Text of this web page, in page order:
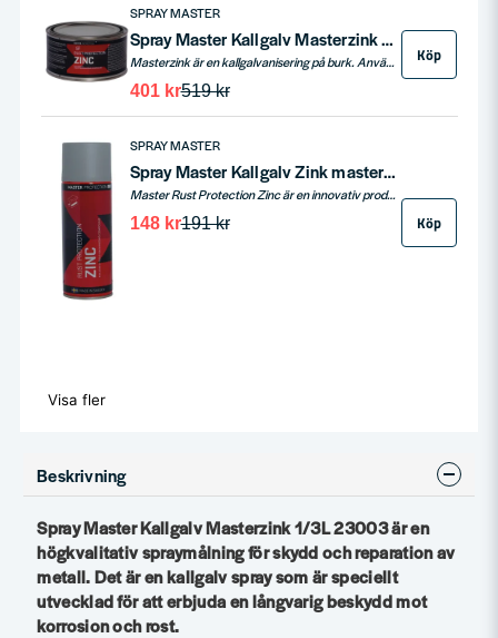
SPRAY MASTER
Spray Master Kallgalv Masterzink 1/3L 23003
Masterzink är en kallgalvanisering på burk. Används för att rostskydda järn och stål. Kulörmässigt liknar det varmgalvaniserad. Tack vare att den färdiga ytan kan övermålas kan den även användas som primer. Genomtorr på 1 dygn, dammtorr 15 minuter.
519 kr
401 kr
Köp
SPRAY MASTER
Spray Master Kallgalv Zink master 400ml
Master Rust Protection Zinc är en innovativ produkt designad för att ge ett överlägset skydd mot korrosion på järn- och stålytor. Med en färdig färgfilm som innehåller minst 90 % zink, erbjuder denna produkt ett elektrokemiskt bindande skydd som aktiveras av luftens fuktighet. Dess unika självläkande egenskaper vid mekaniska skador, tack vare zinkens förmåga att krypa över blottade ytor, gör den till en idealisk lösning för långvarigt rostskydd. Produkten finns både som aerosol och penselfärg, vilket gör den lämplig för en mängd olika applikationer.
191 kr
148 kr Köp
Visa fler
Beskrivning
Spray Master Kallgalv Masterzink 1/3L 23003 är en
högkvalitativ spraymålning för skydd och reparation av
metall. Det är en kallgalv spray som är speciellt
utvecklad för att erbjuda en långvarig beskydd mot
korrosion och rost.